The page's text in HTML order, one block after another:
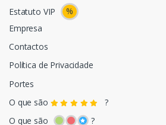
Estatuto VIP
%
Empresa
Contactos
Política de Privacidade
Portes
O que são
?
O que são
?